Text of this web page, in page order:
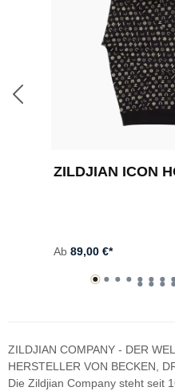
ZILDJIAN ICON
Ab 89,00 €*
ZILDJIAN COMPANY - DER
HERSTELLER VON BECKEN,
Die Zildjian Company steht seit